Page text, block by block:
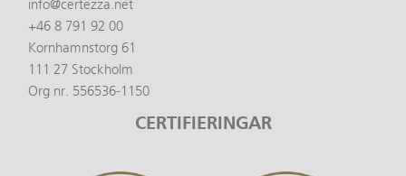
info@certezza.net
+46 8 791 92 00
Kornhamnstorg 61
111 27 Stockholm
Org nr. 556536-1150
CERTIFIERINGAR